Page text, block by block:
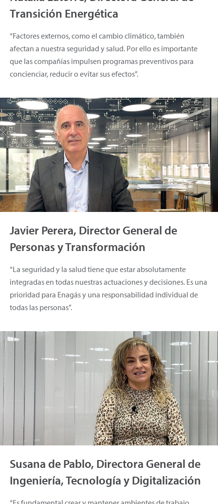
Transición Energética
“Factores externos, como el cambio climático, también
afectan a nuestra seguridad y salud. Por ello es importante
que las compañías impulsen programas preventivos para
concienciar, reducir o evitar sus efectos”.
Javier Perera, Director General de
Personas y Transformación
“La seguridad y la salud tiene que estar absolutamente
integradas en todas nuestras actuaciones y decisiones. Es una
prioridad para Enagás y una responsabilidad individual de
todas las personas”.
Susana de Pablo, Directora General de
Ingeniería, Tecnología y Digitalización